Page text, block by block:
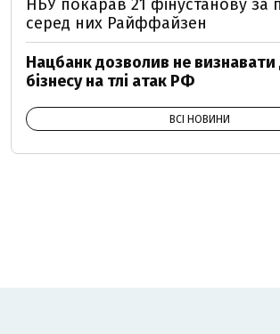
НБУ покарав 21 фінустанову за
серед них Райффайзен
Нацбанк дозволив не
бізнесу на тлі атак РФ
ВСІ НОВИНИ